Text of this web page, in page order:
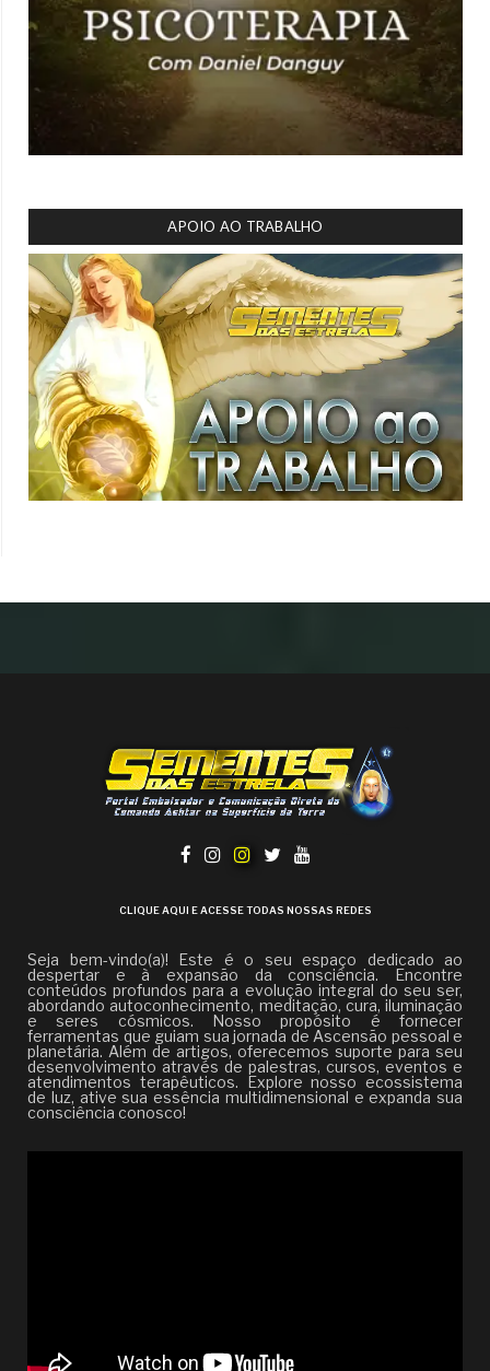
APOIO AO TRABALHO
CLIQUE AQUI E ACESSE TODAS NOSSAS REDES
Seja bem-vindo(a)! Este é o seu espaço dedicado ao
despertar e à expansão da consciência. Encontre
conteúdos profundos para a evolução integral do seu ser,
abordando autoconhecimento, meditação, cura, iluminação
e seres cósmicos. Nosso propósito é fornecer
ferramentas que guiam sua jornada de Ascensão pessoal e
planetária. Além de artigos, oferecemos suporte para seu
desenvolvimento através de palestras, cursos, eventos e
atendimentos terapêuticos. Explore nosso ecossistema
de luz, ative sua essência multidimensional e expanda sua
consciência conosco!